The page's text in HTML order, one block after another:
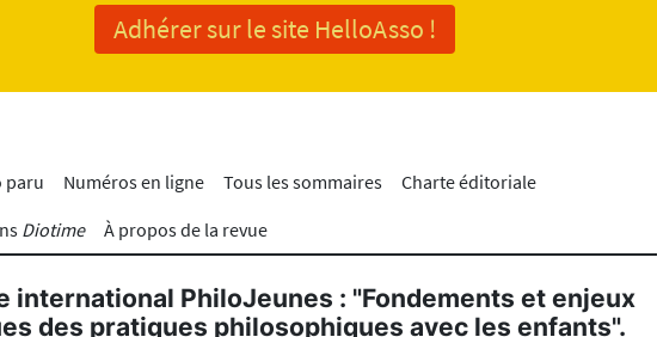
Adhérer sur le site HelloAsso !
paru Numéros en ligne Tous les sommaires
Charte éditoriale
Diotime À propos de la revue
international PhiloJeunes : "Fondements et enjeux
des pratiques philosophiques avec les enfants".